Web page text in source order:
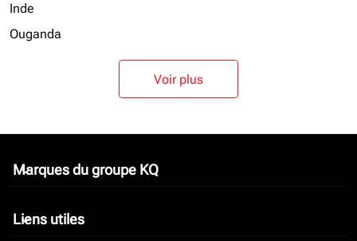
Inde
Ouganda
Voir plus
Marques du groupe KQ
keyboard_arrow_down
Liens utiles
keyboard_arrow_down